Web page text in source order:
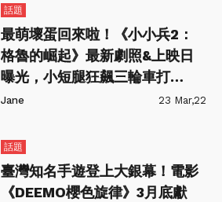
話題
最萌壞蛋回來啦！《小小兵2：
格魯的崛起》最新劇照&上映日
曝光，小短腿狂飆三輪車打
BOSS太可愛💗
Jane 23 Mar,22
話題
臺灣知名手遊登上大銀幕！電影
《DEEMO櫻色旋律》3月底獻